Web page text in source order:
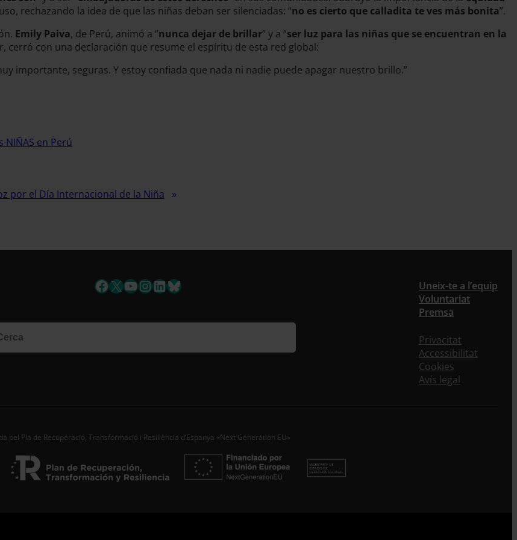
rechazando la idea de que las niñas deban ser silenciadas: “no es cierto que calladita te ves más bonita”.
Emily Paiva, de Perú, animó a “nunca dejar de brillar” y a “ser luz para las niñas que se encuentran en la
cerró con una declaración que resume el espíritu de esta red global:
importante, seguras. Y estoy confiada que nada ni nadie puede apagar nuestro brillo.”
NIÑAS en Perú
por el Día Internacional de la Niña
Facebook
X YouTube
Instagram
LinkedIn
Bluesky
Uneix-te a l’equip
Voluntariat
Premsa
Privacitat
Accessibilitat
Cookies
Avís legal
pel Pla de Recuperació, Transformació i Resiliència d’Espanya «Next Generation EU»